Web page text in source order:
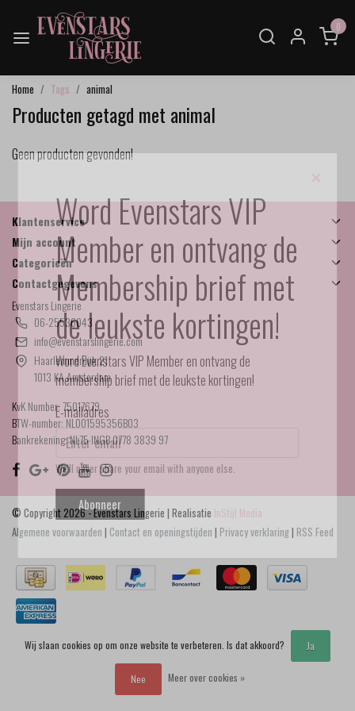
0
Home Tags animal
Producten getagd met animal
Geen producten gevonden!
Klantenservice
Mijn account
Categorieën
Contactgegevens
Evenstars Lingerie
06-25536043
info@evenstarslingerie.com
Haarlemmerdijk 21
1013 KA Amsterdam
KvK Number: 75017679
BTW-number: NL001595356B03
Bankrekening: NL75 INGB 0778 3839 97
© Copyright 2026 - Evenstars Lingerie | Realisatie InStijl Media
Algemene voorwaarden | Contact en openingstijden | Privacy verklaring| RSS Feed
×
Word Evenstars VIP
Member en ontvang de
Membership brief met
de leukste kortingen!
Word Evenstars VIP Member en ontvang de
membership brief met de leukste kortingen!
E-mailadres
We'll never share your email with anyone else.
Abonneer
Wij slaan cookies op om onze website te verbeteren. Is dat akkoord? Ja
Nee Meer over cookies »